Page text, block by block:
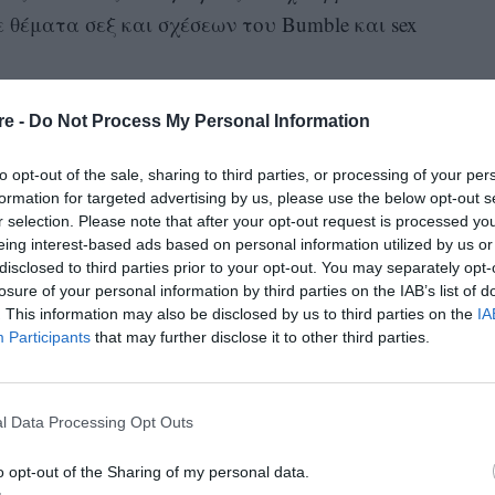
- Do Not Process My Personal Information
opt-out of the sale, sharing to third parties, or processing of your
for targeted advertising by us, please use the below opt-out
selection. Please note that after your opt-out request is processed
interest-based ads based on personal information utilized by us
to third parties prior to your opt-out. You may separately
of your personal information by third parties on the IAB’s list of
This information may also be disclosed by us to third parties on the
Participants that may further disclose it to other third parties.
Data Processing Opt Outs
opt-out of the Sharing of my personal data.
θέματα σεξ και σχέσεων του Bumble και sex
θα είναι αξιόπιστος και σταθερός στην αρχή
τον χρόνο σας; Εδώ εισέρχεται το
γνωριμιών για φέτος.
τους singles που προσπαθούν να βρουν ένα
μαζί του, διαβάστε παρακάτω τι είναι το
θερωούν το κατάλληλο για να σας βοηθήσει
ή όχι.
που περιλαμβάνει την υποβολή
προς μια κατεύθυνση που σας βοηθά